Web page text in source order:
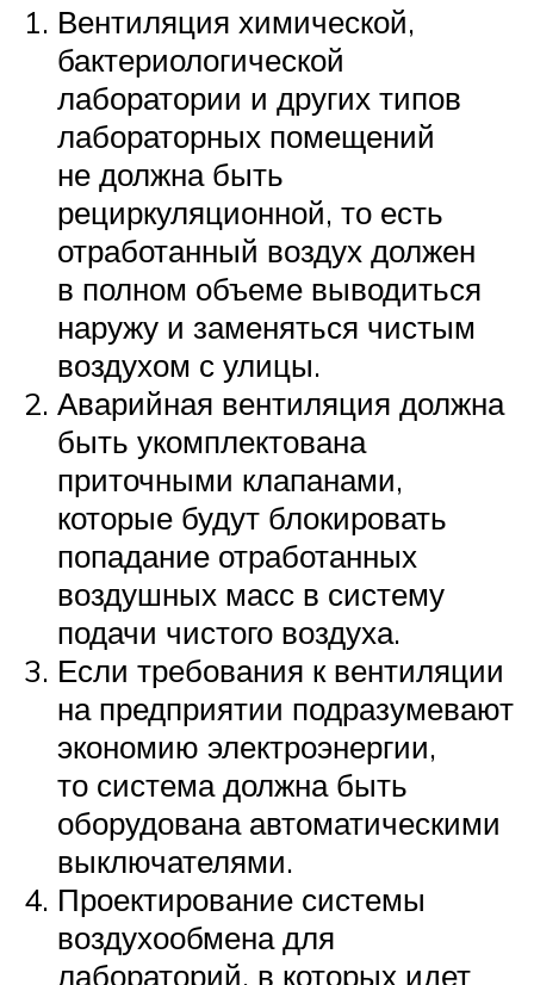
Вентиляция химической,
бактериологической
лаборатории и других типов
лабораторных помещений
не должна быть
рециркуляционной, то есть
отработанный воздух должен
в полном объеме выводиться
наружу и заменяться чистым
воздухом с улицы.
Аварийная вентиляция должна
быть укомплектована
приточными клапанами,
которые будут блокировать
попадание отработанных
воздушных масс в систему
подачи чистого воздуха.
Если требования к вентиляции
на предприятии подразумевают
экономию электроэнергии,
то система должна быть
оборудована автоматическими
выключателями.
Проектирование системы
воздухообмена для
лабораторий, в которых идет